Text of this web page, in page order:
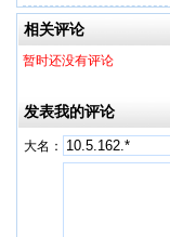
相关评论
暂时还没有评论
发表我的评论
大名：